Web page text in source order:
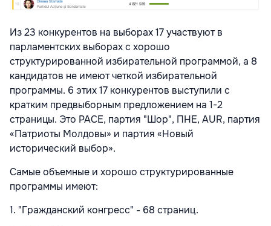
Из 23 конкурентов на выборах 17 участвуют в
парламентских выборах с хорошо
структурированной избирательной программой, а 8
кандидатов не имеют четкой избирательной
программы. 6 этих 17 конкурентов выступили с
кратким предвыборным предложением на 1-2
страницы. Это PACЕ, партия "Шор", ПНЕ, AUR, партия
«Патриоты Молдовы» и партия «Новый
исторический выбор».
Самые объемные и хорошо структурированные
программы имеют:
1. "Гражданский конгресс" - 68 страниц.